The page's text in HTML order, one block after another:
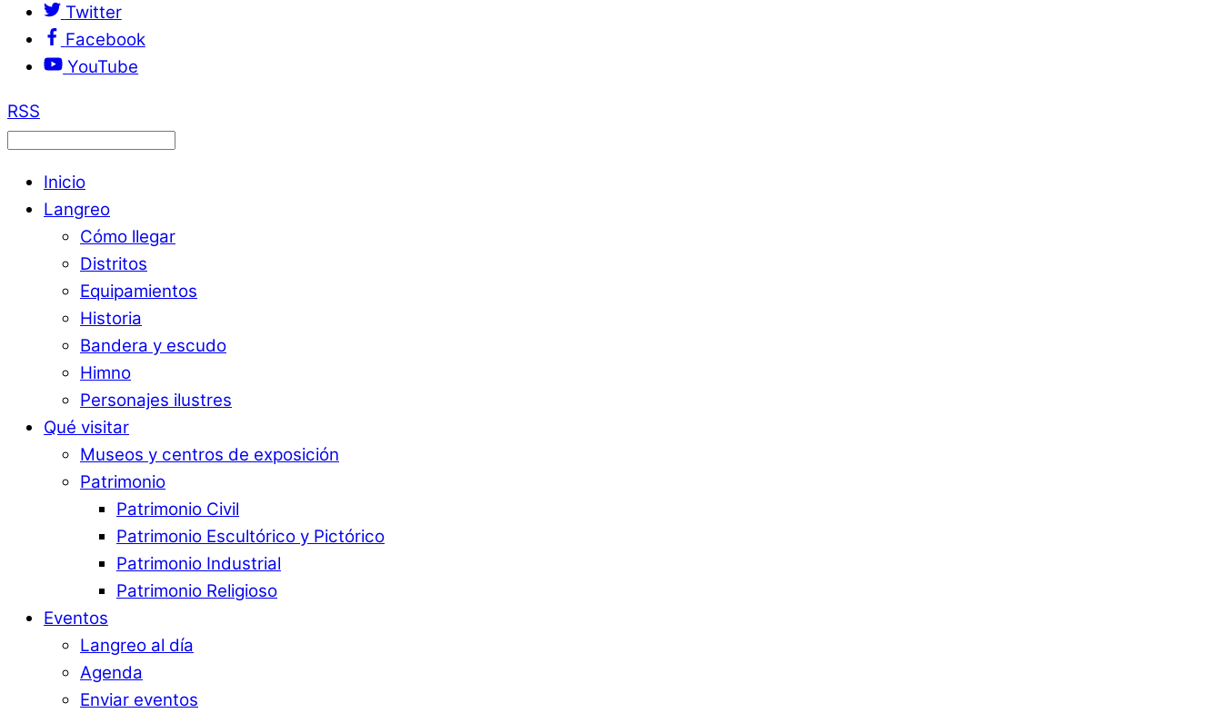
Twitter
Facebook
YouTube
RSS
Inicio
Langreo
Cómo llegar
Distritos
Equipamientos
Historia
Bandera y escudo
Himno
Personajes ilustres
Qué visitar
Museos y centros de exposición
Patrimonio
Patrimonio Civil
Patrimonio Escultórico y Pictórico
Patrimonio Industrial
Patrimonio Religioso
Eventos
Langreo al día
Agenda
Enviar eventos